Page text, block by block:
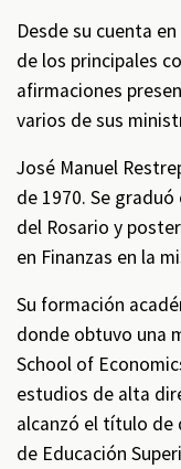
Desde su cuenta
de los principales
afirmaciones
varios de sus
José Manuel
de 1970. Se
del Rosario y
en Finanzas en la
Su formación
donde obtuvo una
School of
estudios de alta
alcanzó el título de
de Educación